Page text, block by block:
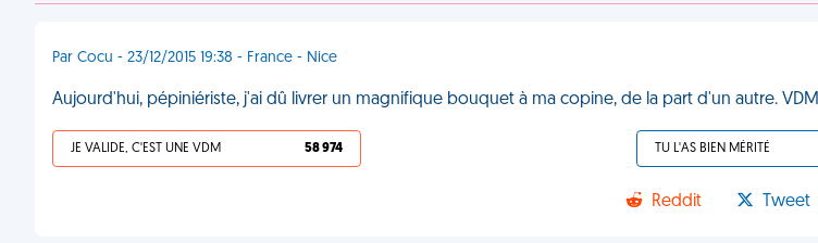
Par Cocu - 23/12/2015 19:38 - France - Nice
Aujourd'hui, pépiniériste, j'ai dû livrer un magnifique bouquet à ma copine, de la part d'un autre. VDM
JE VALIDE, C'EST UNE VDM 58 974 TU L'AS BIEN MÉRITÉ
Reddit Tweet